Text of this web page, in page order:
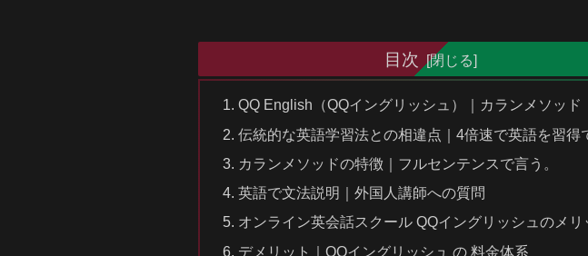
目次
QQ English（QQイングリッシュ）｜カランメソッド
伝統的な英語学習法との相違点｜4倍速で英語を習得
カランメソッドの特徴｜フルセンテンスで言う。
英語で文法説明｜外国人講師への質問
オンライン英会話スクール QQイングリッシュのメリ
デメリット｜QQイングリッシュ の 料金体系